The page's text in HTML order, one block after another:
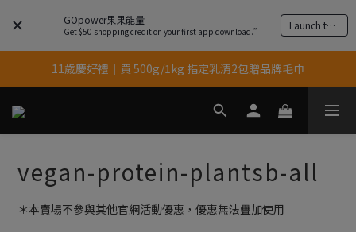
GOpower果果能量
Get $50 shopping credit on your first app download.” Launch the app
果果11歲慶｜App 下單享 5% 購物金回饋
結帳輸入優惠代碼【gopower】享全單95折優惠！
11歲慶好禮｜買 500g/1kg 指定乳清2包贈品牌毛巾
果果11歲慶｜App 下單享 5% 購物金回饋
vegan-protein-plantsb-all
＊本賣場不參與其他官網活動優惠，優惠無法疊加使用